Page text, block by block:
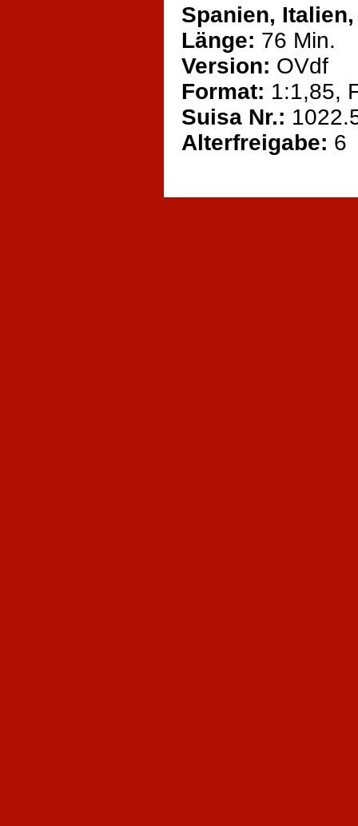
Spanien, Italien,
Länge: 76 Min.
Version: OVdf
Format: 1:1,85,
Suisa Nr.:
Alterfreigabe: 6